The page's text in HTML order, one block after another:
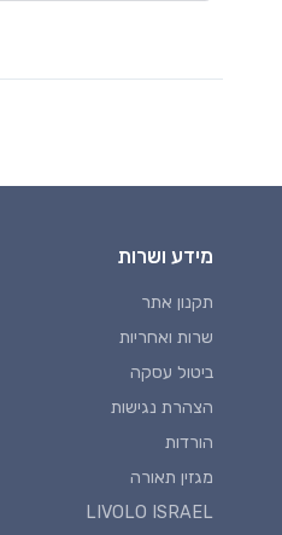
מידע ושרות
תקנון אתר
שרות ואחריות
ביטול עסקה
הצהרת נגישות
הורדות
מגזין תאורה
LIVOLO ISRAEL